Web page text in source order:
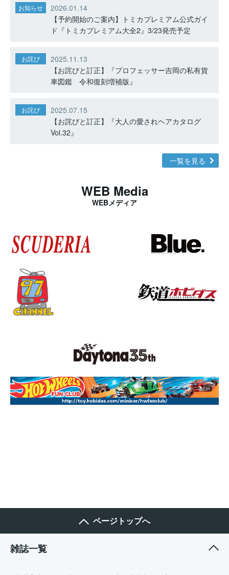
お知らせ
2026.01.14
【予約開始のご案内】トミカプレミアム公式ガイ
ド『トミカプレミアム大全2』3/23発売予定
お詫び
2025.11.13
【お詫びと訂正】『プロフェッサー吉岡の私有貨
車図鑑 令和復刻増補版』
お詫び
2025.07.15
【お詫びと訂正】『大人の愛されヘアカタログ
Vol.32』
一覧を見る
WEB Media
WEBメディア
ページトップへ
雑誌一覧